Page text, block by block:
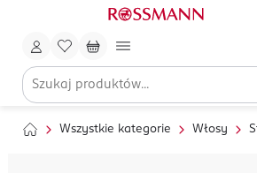
Wszystkie kategorie Włosy